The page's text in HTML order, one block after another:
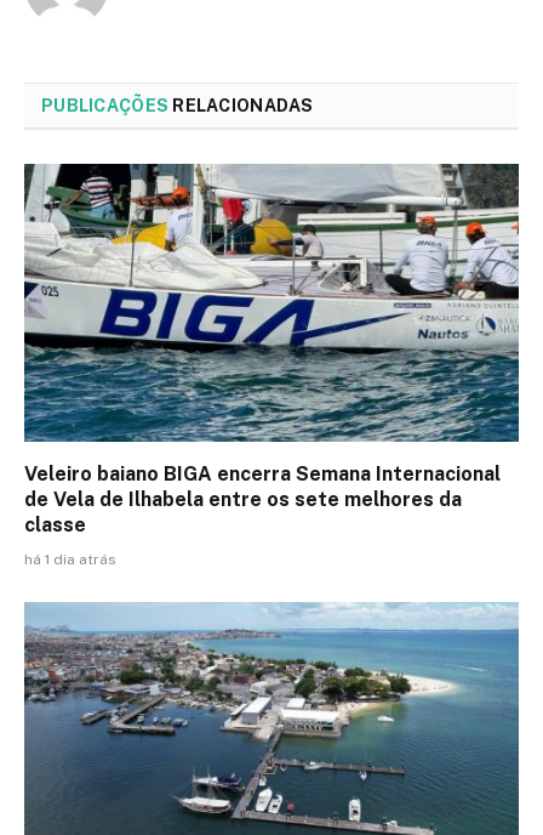
PUBLICAÇÕES RELACIONADAS
Veleiro baiano BIGA encerra Semana Internacional
de Vela de Ilhabela entre os sete melhores da
classe
há 1 dia atrás